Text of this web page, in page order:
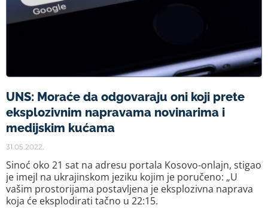
UNS: Moraće da odgovaraju oni koji prete
eksplozivnim napravama novinarima i
medijskim kućama
31.05.2022.
Sinoć oko 21 sat na adresu portala Kosovo-onlajn, stigao
je imejl na ukrajinskom jeziku kojim je poručeno: „U
vašim prostorijama postavljena je eksplozivna naprava
koja će eksplodirati tačno u 22:15.